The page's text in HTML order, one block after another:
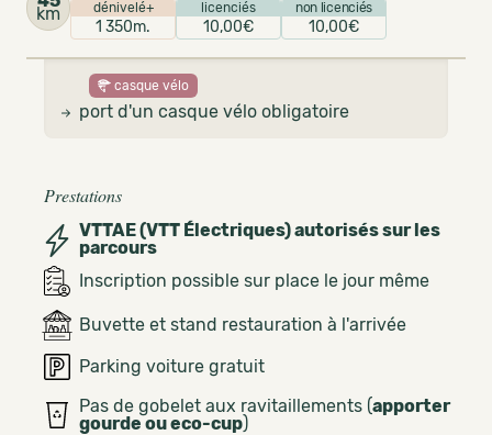
km
dénivelé+
1 350m.
licenciés
10,00€
non licenciés
10,00€
casque vélo
port d'un casque vélo obligatoire
Prestations
VTTAE (VTT Électriques) autorisés sur les
parcours
Inscription possible sur place le jour même
Buvette et stand restauration à l'arrivée
Parking voiture gratuit
Pas de gobelet aux ravitaillements (apporter
gourde ou eco-cup)